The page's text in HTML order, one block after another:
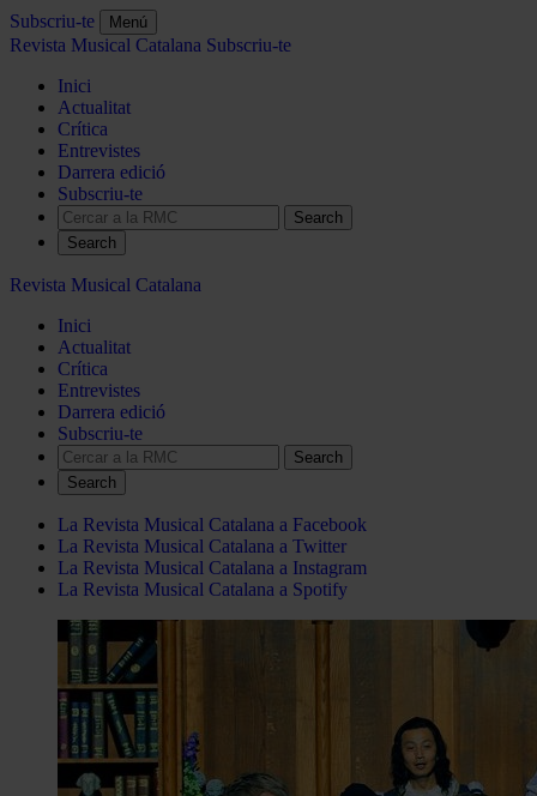
Subscriu-te Menú
Revista Musical Catalana Subscriu-te
Inici
Actualitat
Crítica
Entrevistes
Darrera edició
Subscriu-te
Search
Revista Musical Catalana
Inici
Actualitat
Crítica
Entrevistes
Darrera edició
Subscriu-te
Search
La Revista Musical Catalana a Facebook
La Revista Musical Catalana a Twitter
La Revista Musical Catalana a Instagram
La Revista Musical Catalana a Spotify